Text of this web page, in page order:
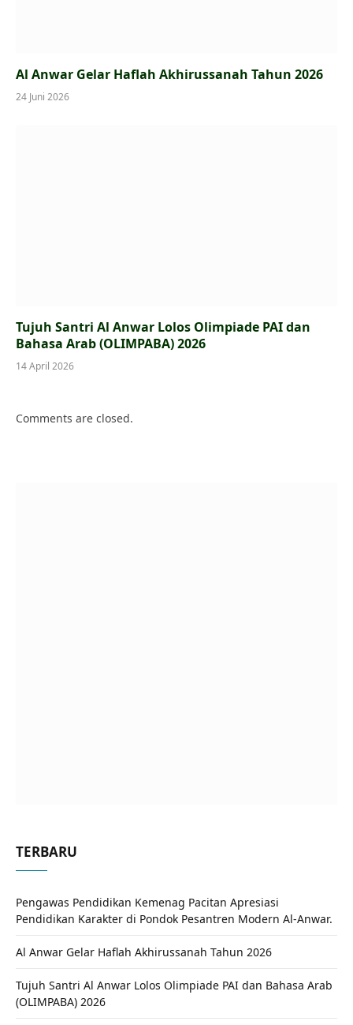
Al Anwar Gelar Haflah Akhirussanah Tahun 2026
24 Juni 2026
Tujuh Santri Al Anwar Lolos Olimpiade PAI dan
Bahasa Arab (OLIMPABA) 2026
14 April 2026
Comments are closed.
TERBARU
Pengawas Pendidikan Kemenag Pacitan Apresiasi
Pendidikan Karakter di Pondok Pesantren Modern Al-Anwar.
Al Anwar Gelar Haflah Akhirussanah Tahun 2026
Tujuh Santri Al Anwar Lolos Olimpiade PAI dan Bahasa Arab
(OLIMPABA) 2026